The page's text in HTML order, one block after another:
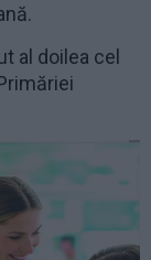
al doilea cel